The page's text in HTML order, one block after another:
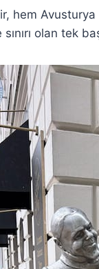
hem
olan tek